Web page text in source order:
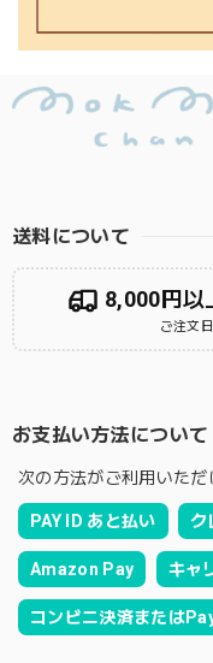
送料について
8,000円以
ご注文
お支払い方法について
次の方法がご利用いただ
PAY ID あと払い ク
Amazon Pay キャ
コンビニ決済または